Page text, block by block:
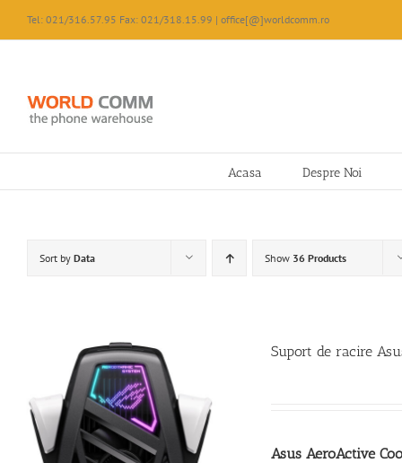
content
Tel: 021/316.57.95 Fax: 021/318.15.99 | office[@]worldcomm.ro
Acasa Despre Noi
Sort by Data Show 36 Products
Suport de racire
Asus AeroActive